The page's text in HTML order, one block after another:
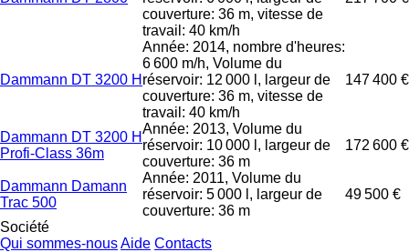
couverture: 36 m, vitesse de
travail: 40 km/h
Dammann DT 3200 H
Année: 2014, nombre d'heures:
6 600 m/h, Volume du
réservoir: 12 000 l, largeur de
couverture: 36 m, vitesse de
travail: 40 km/h
147 400 €
Dammann DT 3200 H
Profi-Class 36m
Année: 2013, Volume du
réservoir: 10 000 l, largeur de
couverture: 36 m
172 600 €
Dammann Damann
Trac 500
Année: 2011, Volume du
réservoir: 5 000 l, largeur de
couverture: 36 m
49 500 €
Société
Qui sommes-nousAide Contacts